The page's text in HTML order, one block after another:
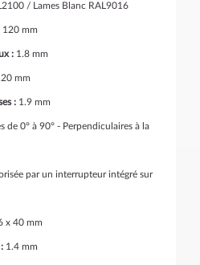
/ Lames Blanc RAL9016
120 mm
: 1.8 mm
mm
: 1.9 mm
de 0° à 90° - Perpendiculaires à la
par un interrupteur intégré sur
x 40 mm
1.4 mm